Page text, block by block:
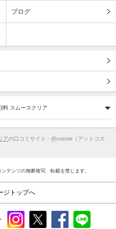
ブログ
料 スムースクリア
アの口コミサイト - @cosme（アットコス
テンツの無断複写、転載を禁じます。
ジトップへ